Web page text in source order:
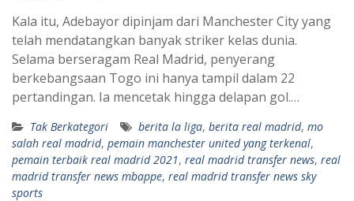
Kala itu, Adebayor dipinjam dari Manchester City yang
telah mendatangkan banyak striker kelas dunia.
Selama berseragam Real Madrid, penyerang
berkebangsaan Togo ini hanya tampil dalam 22
pertandingan. Ia mencetak hingga delapan gol.…
Tak Berkategori berita la liga, berita real madrid, mo
salah real madrid, pemain manchester united yang terkenal,
pemain terbaik real madrid 2021, real madrid transfer news, real
madrid transfer news mbappe, real madrid transfer news sky
sports